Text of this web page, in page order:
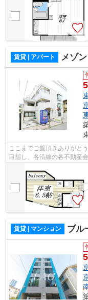
賃貸 | アパート メゾ
ここまでご覧頂きありがと
目指し、各沿線の各不動産
賃貸 | マンション ブル